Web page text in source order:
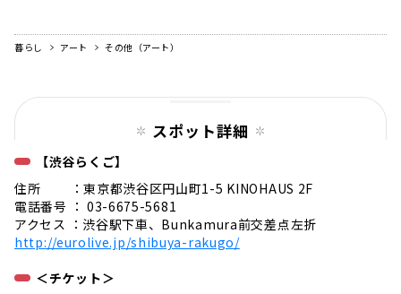
暮らし アート その他（アート）
スポット詳細
【渋谷らくご】
住所 ：東京都渋谷区円山町1-5 KINOHAUS 2F
電話番号 ： 03-6675-5681
アクセス ：渋谷駅下車、Bunkamura前交差点左折
http://eurolive.jp/shibuya-rakugo/
＜チケット＞